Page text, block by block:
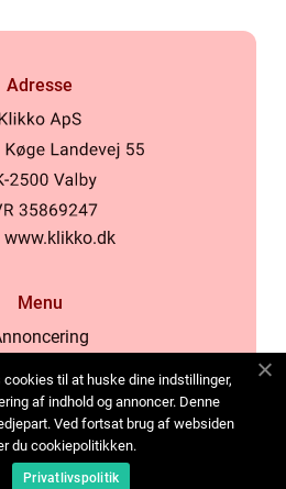
Adresse
www.klikko.dk
Menu
Cookies
os
Sitemap
til at huske dine indstillinger,
af indhold og annoncer. Denne
Ved fortsat brug af websiden
du cookiepolitikken.
Privatlivspolitik